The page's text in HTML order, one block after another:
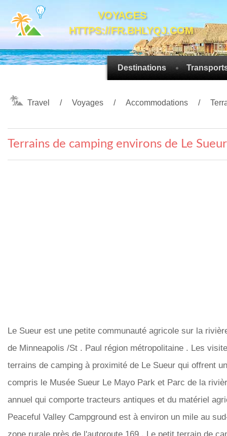
VOYAGES
HTTPS://FR.BHLYQJ.COM
Destinations
Travel Voyages Accommodations
Terrains de camping environs de Le
Le Sueur est une petite communauté agricole sur la
de Minneapolis /St . Paul région métropolitaine . Les
terrains de camping à proximité de Le Sueur qui offrent
compris le Musée Sueur Le Mayo Park et Parc de la
annuel qui comporte tracteurs antiques et du matériel
Peaceful Valley Campground est à environ un mile au